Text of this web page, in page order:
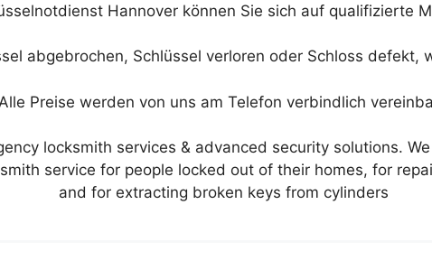
Hannover können Sie sich auf qualifizierte
abgebrochen, Schlüssel verloren oder Schloss defekt,
Alle Preise werden von uns am Telefon verbindlich
locksmith services & advanced security solutions.
service for people locked out of their homes, for
and for extracting broken keys from cylinders